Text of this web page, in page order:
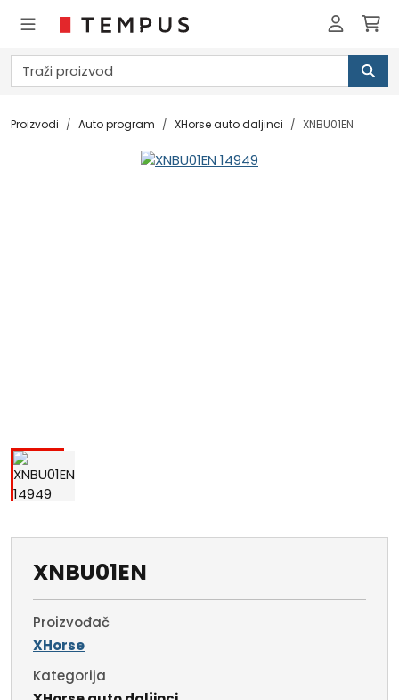
Proizvodi Auto program XHorse auto daljinci XNBU01EN
XNBU01EN
Proizvođač
XHorse
Kategorija